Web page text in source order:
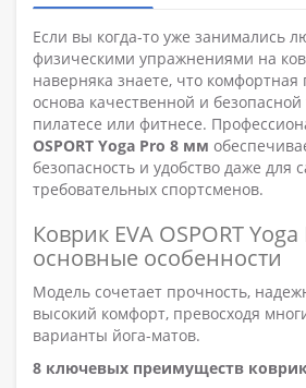
Если вы когда-то уже занимались
физическими упражнениями на
наверняка знаете, что
основа качественной и
пилатесе или фитнесе.
OSPORT Yoga Pro 8 мм
безопасность и удобство даже для
требовательных спортсменов.
Коврик EVA OSPORT
основные особенности
Модель сочетает прочность,
высокий комфорт, превосходя
варианты йога-матов.
8 ключевых преимуществ